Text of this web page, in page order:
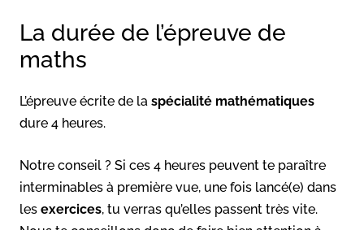
La durée de l’épreuve de
maths
L’épreuve écrite de la spécialité mathématiques
dure 4 heures.
Notre conseil ? Si ces 4 heures peuvent te paraître
interminables à première vue, une fois lancé(e) dans
les exercices, tu verras qu’elles passent très vite.